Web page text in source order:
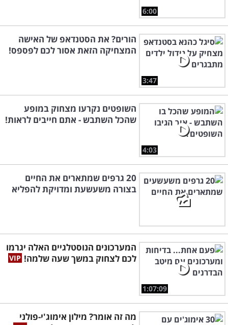
6:00
3:47
הורים? את הסטנדאפ של האישה
המצחיקה הזאת אסור לכם לפספס!
4:03
השופטים נקרעו מצחוק במופע
שהכל השתבש - אתם חייבים לראות!
20 גרפים שמתארים את החיים
בצורה משעשעת ומדויקת להפליא
1:07:09
המערכונים הנוסטלגיים האלה יגרמו
לכם לצחוק במשך שעה שלמה!
מה זה אומר? מילון אימוג'י-פולני